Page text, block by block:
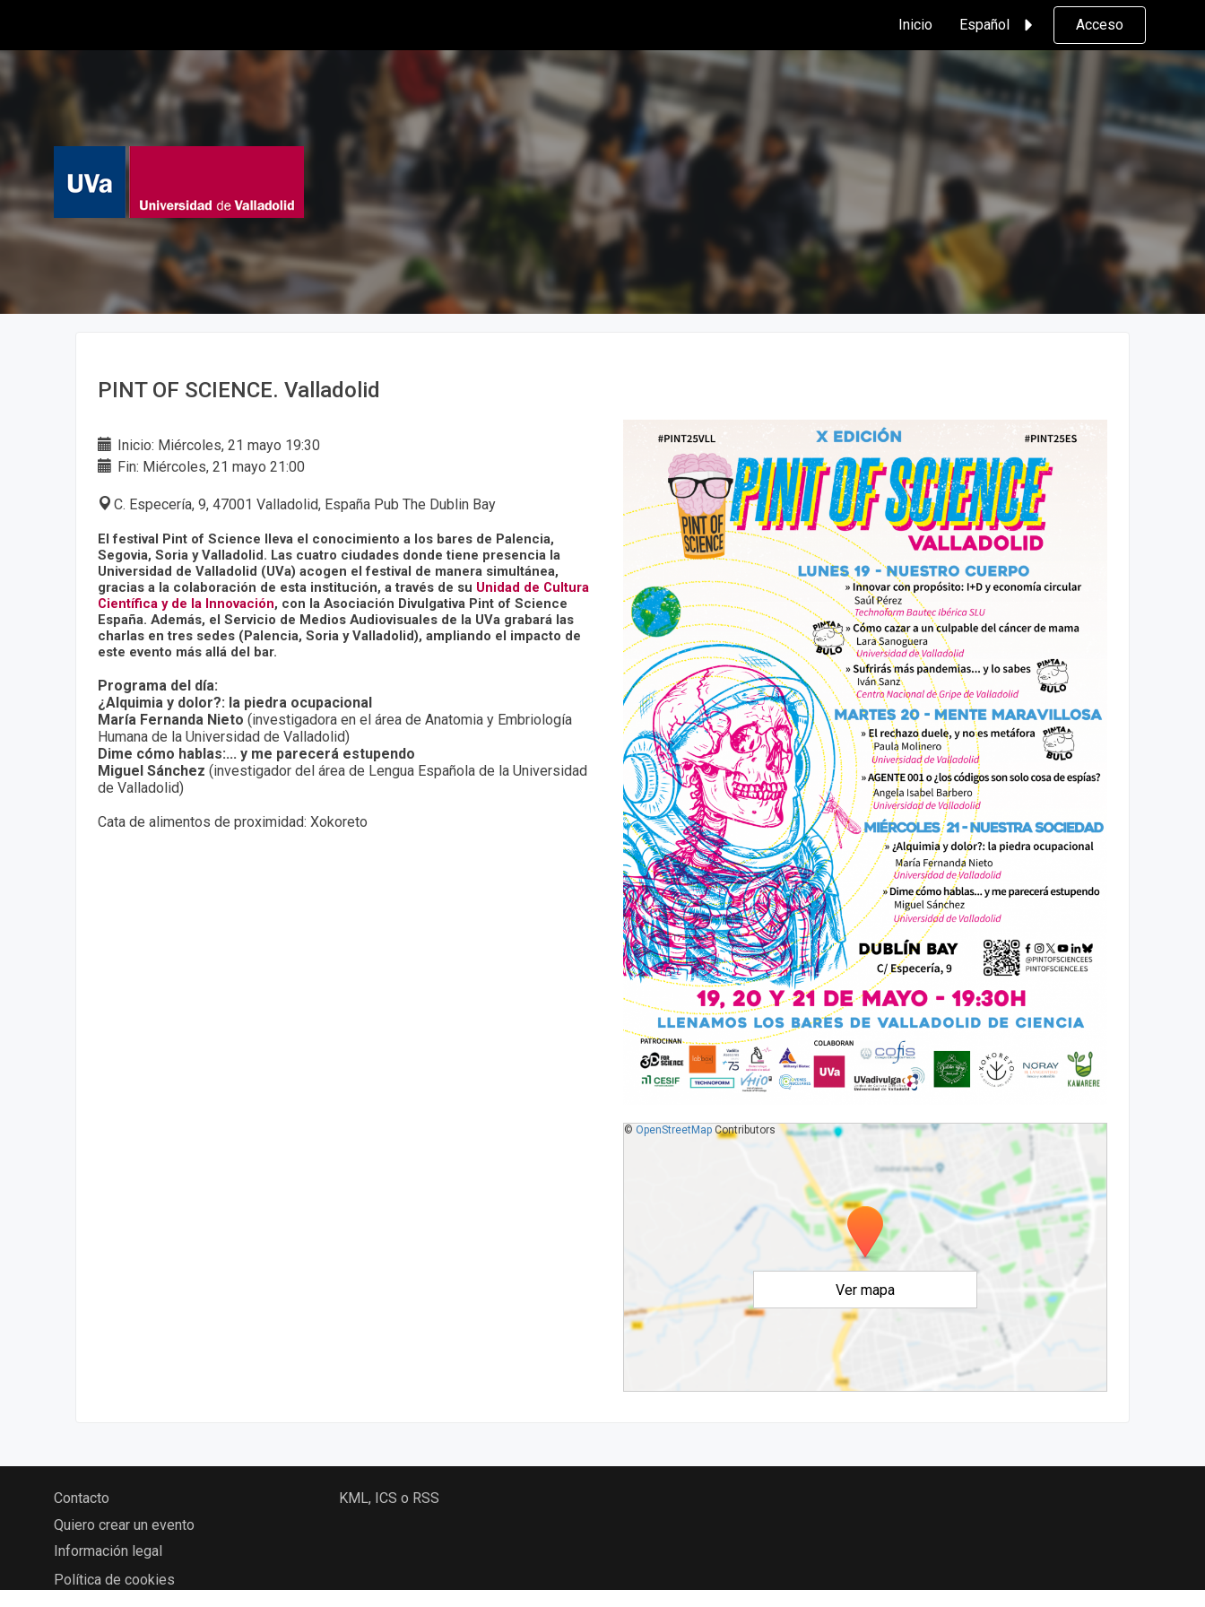
Inicio Español Acceso
PINT OF SCIENCE. Valladolid
Inicio: Miércoles, 21 mayo 19:30
Fin: Miércoles, 21 mayo 21:00
C. Especería, 9, 47001 Valladolid, España Pub The Dublin Bay
El festival Pint of Science lleva el conocimiento a los bares de Palencia,
Segovia, Soria y Valladolid. Las cuatro ciudades donde tiene presencia la
Universidad de Valladolid (UVa) acogen el festival de manera simultánea,
gracias a la colaboración de esta institución, a través de su Unidad de Cultura
Científica y de la Innovación, con la Asociación Divulgativa Pint of Science
España. Además, el Servicio de Medios Audiovisuales de la UVa grabará las
charlas en tres sedes (Palencia, Soria y Valladolid), ampliando el impacto de
este evento más allá del bar.
Programa del día:
¿Alquimia y dolor?: la piedra ocupacional
María Fernanda Nieto (investigadora en el área de Anatomia y Embriología
Humana de la Universidad de Valladolid)
Dime cómo hablas:... y me parecerá estupendo
Miguel Sánchez (investigador del área de Lengua Española de la Universidad
de Valladolid)
Cata de alimentos de proximidad: Xokoreto
Ver mapa
© OpenStreetMapContributors
Contacto
Quiero crear un evento
Información legal
Política de cookies
KML, ICS o RSS